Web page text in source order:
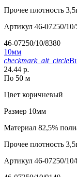
Прочее плотность
Артикул 46-07250/10/
46-07250/10/8380
10мм
checkmark_alt_circle
24.44 р.
По 50 м
Цвет коричневый
Размер 10мм
Материал 82,5%
Прочее плотность
Артикул 46-07250/